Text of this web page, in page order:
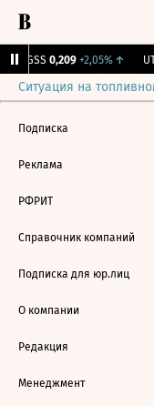
RGSS 0,209 +2,05%↑
Ситуация на
Подписка
Реклама
РФРИТ
Справочник компаний
Подписка для юр.лиц
О компании
Редакция
Менеджмент